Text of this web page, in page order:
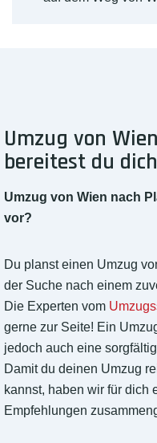
Umzug von
bereitest du
Umzug von Wien nach
vor?
Du planst einen Umzug
der Suche nach einem
Die Experten vom
gerne zur Seite! Ein
jedoch auch eine
Damit du deinen Umzug
kannst, haben wir für dich
Empfehlungen